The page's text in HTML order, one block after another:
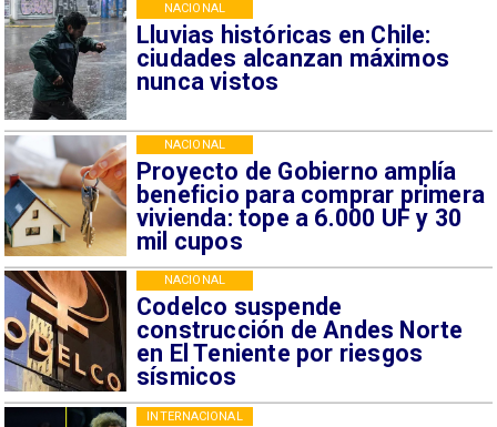
Lluvias históricas en Chile:
ciudades alcanzan máximos
nunca vistos
NACIONAL
Proyecto de Gobierno amplía
beneficio para comprar primera
vivienda: tope a 6.000 UF y 30
mil cupos
NACIONAL
Codelco suspende
construcción de Andes Norte
en El Teniente por riesgos
sísmicos
NACIONAL
INTERNACIONAL